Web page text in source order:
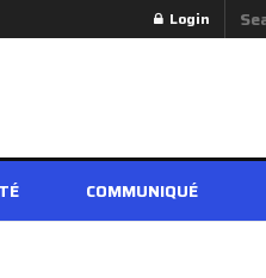
Login
COMMUNIQUÉ